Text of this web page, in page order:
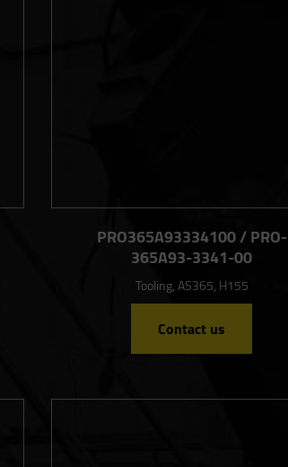
PRO365A93334100 / PRO-
365A93-3341-00
Tooling, AS365, H155
Contact us